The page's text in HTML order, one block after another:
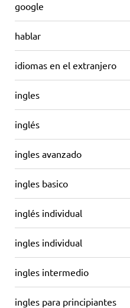
google
hablar
idiomas en el extranjero
ingles
inglés
ingles avanzado
ingles basico
inglés individual
ingles individual
ingles intermedio
ingles para principiantes